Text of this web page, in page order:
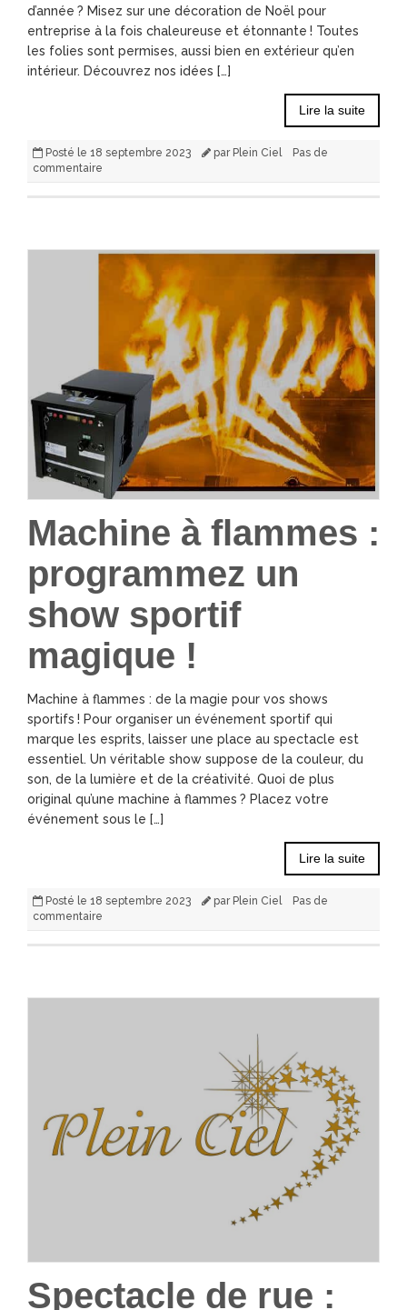
d’année ? Misez sur une décoration de Noël pour
entreprise à la fois chaleureuse et étonnante ! Toutes
les folies sont permises, aussi bien en extérieur qu’en
intérieur. Découvrez nos idées […]
Lire la suite
Posté le 18 septembre 2023 par Plein Ciel
Pas de
commentaire
Machine à flammes :
programmez un
show sportif
magique !
Machine à flammes : de la magie pour vos shows
sportifs ! Pour organiser un événement sportif qui
marque les esprits, laisser une place au spectacle est
essentiel. Un véritable show suppose de la couleur, du
son, de la lumière et de la créativité. Quoi de plus
original qu’une machine à flammes ? Placez votre
événement sous le […]
Lire la suite
Posté le 18 septembre 2023 par Plein Ciel
Pas de
commentaire
Spectacle de rue :